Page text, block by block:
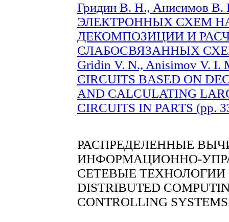
Гридин В. Н., Анисимов
ЭЛЕКТРОННЫХ СХЕМ
ДЕКОМПОЗИЦИИ И
СЛАБОСВЯЗАННЫХ
Gridin V. N., Anisimov V. I.
CIRCUITS BASED ON
AND CALCULATING
CIRCUITS IN PARTS (pp.
РАСПРЕДЕЛЕННЫЕ
ИНФОРМАЦИОННО-
СЕТЕВЫЕ ТЕХНОЛОГИИ
DISTRIBUTED
CONTROLLING